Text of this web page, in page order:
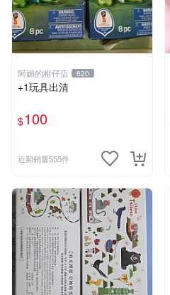
阿媚的柑仔店 620
+1玩具出清
$100
近期銷量555件